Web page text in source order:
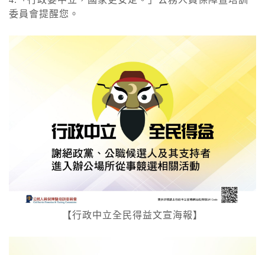
委員會提醒您。
【行政中立全民得益文宣海報】